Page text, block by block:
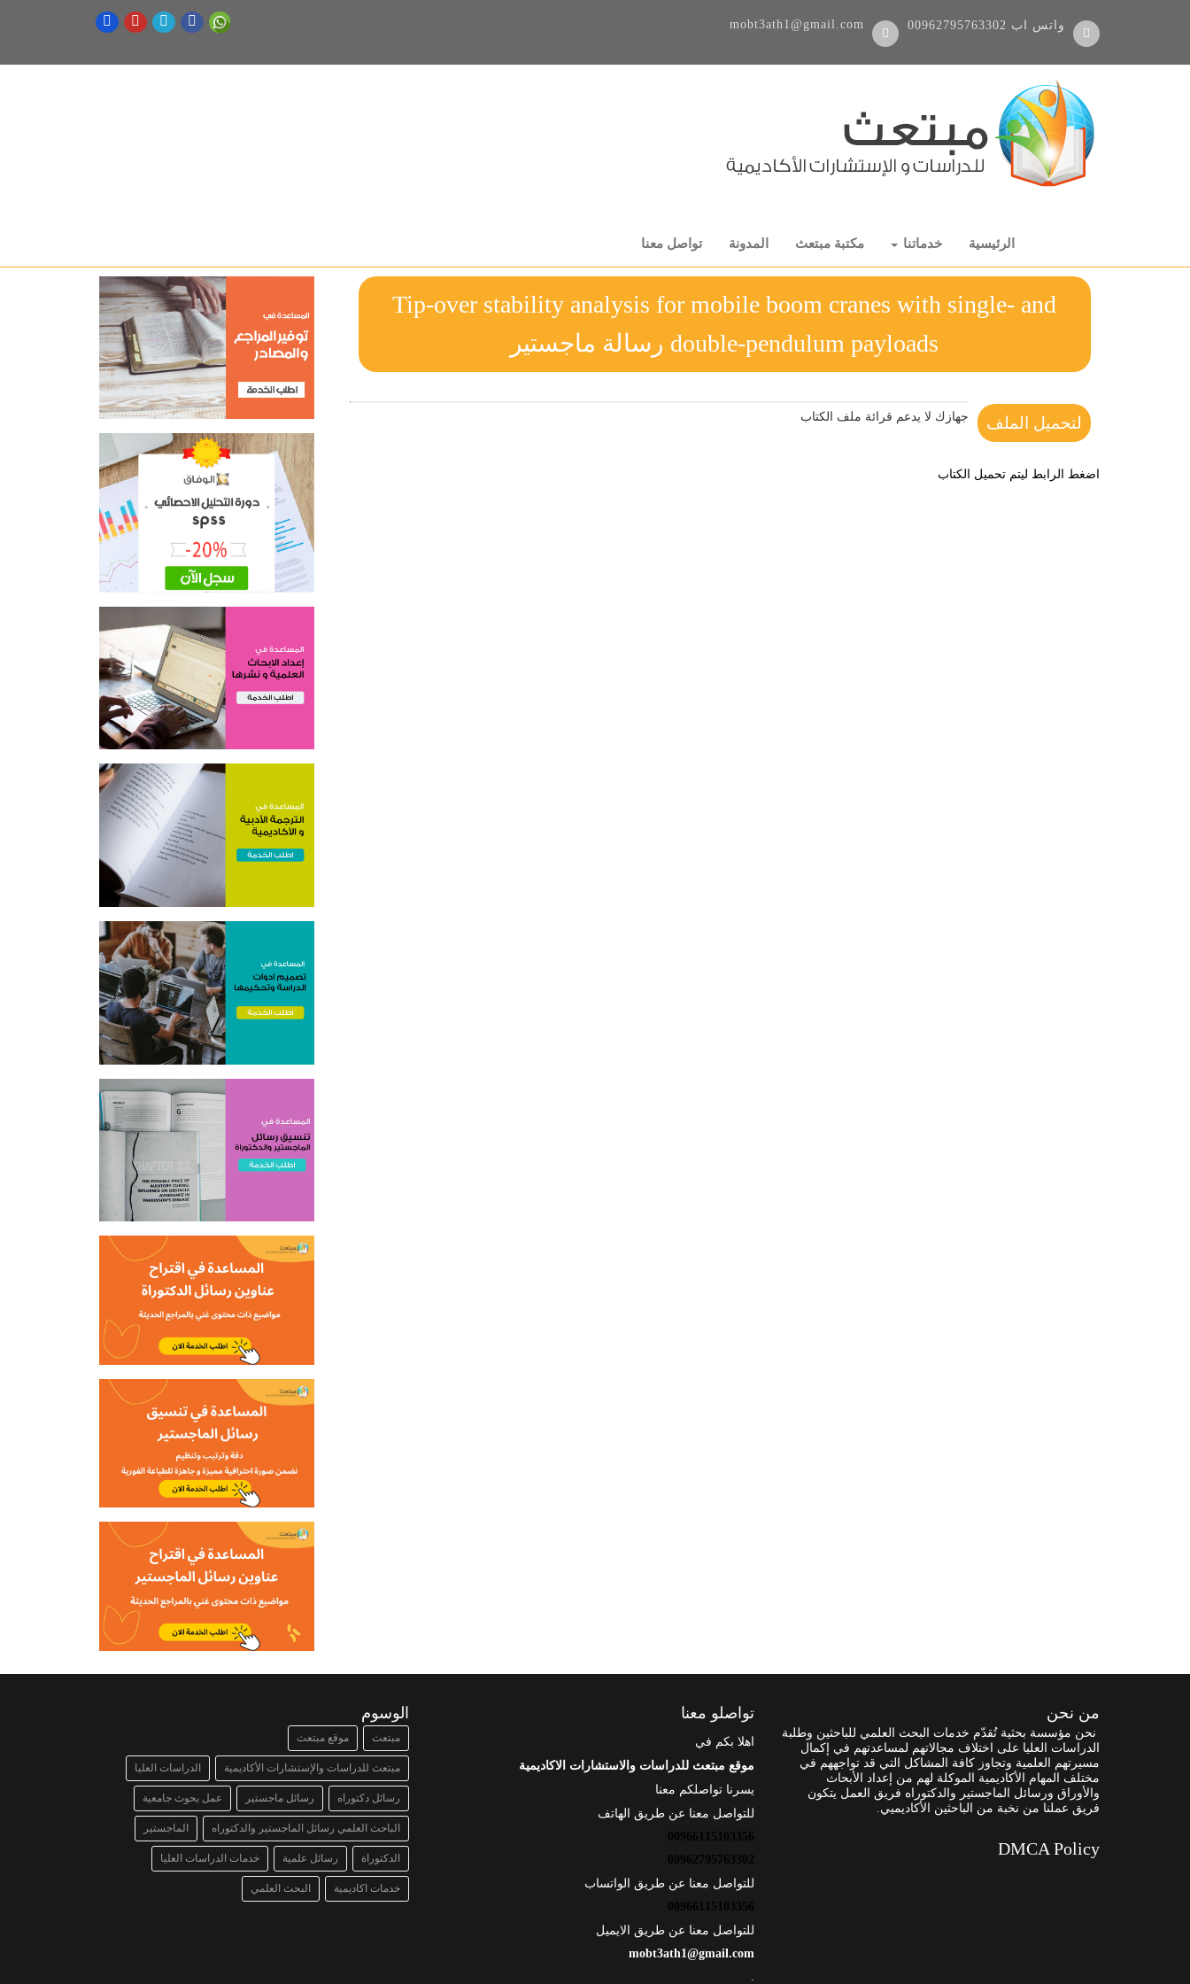
00962795763302 واتس اب mobt3ath1@gmail.com
الرئيسية خدماتنا مكتبة مبتعث المدونة تواصل معنا
Tip-over stability analysis for mobile boom cranes with single- and
double-pendulum payloads رسالة ماجستير
لتحميل الملف جهازك لا يدعم قرائة ملف الكتاب
اضغط الرابط ليتم تحميل الكتاب
من نحن
نحن مؤسسة بحثية تُقدّم خدمات البحث العلمي للباحثين وطلبة
الدراسات العليا على اختلاف مجالاتهم لمساعدتهم في إكمال
مسيرتهم العلمية وتجاوز كافة المشاكل التي قد تواجههم في
مختلف المهام الأكاديمية الموكلة لهم من إعداد الأبحاث
والأوراق ورسائل الماجستير والدكتوراه فريق العمل يتكون
فريق عملنا من نخبة من الباحثين الأكاديميي.
DMCA Policy
تواصلو معنا
اهلا بكم في
موقع مبتعث للدراسات والاستشارات الاكاديمية
يسرنا تواصلكم معنا
للتواصل معنا عن طريق الهاتف
00966115103356
00962795763302
للتواصل معنا عن طريق الواتساب
00966115103356
للتواصل معنا عن طريق الايميل
mobt3ath1@gmail.com
الوسوم
مبتعث موقع مبتعث
مبتعث للدراسات والإستشارات الأكاديمية الدراسات العليا
رسائل دكتوراه رسائل ماجستير عمل بحوث جامعية
الباحث العلمي رسائل الماجستير والدكتوراه الماجستير
الدكتوراة رسائل علمية خدمات الدراسات العليا
خدمات اكاديمية البحث العلمي